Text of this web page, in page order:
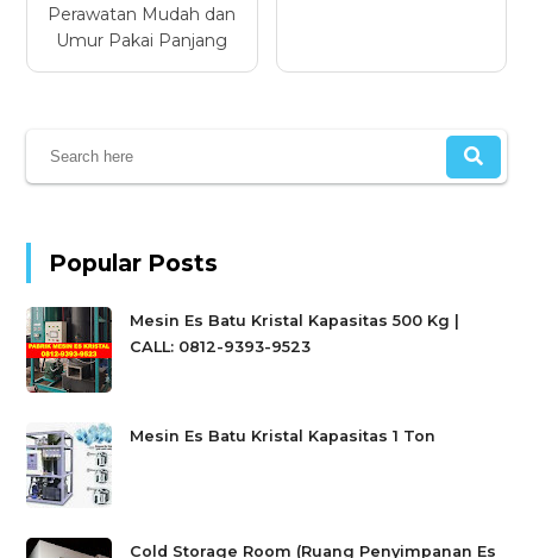
Perawatan Mudah dan
Umur Pakai Panjang
Popular Posts
Mesin Es Batu Kristal Kapasitas 500 Kg |
CALL: 0812-9393-9523
Mesin Es Batu Kristal Kapasitas 1 Ton
Cold Storage Room (Ruang Penyimpanan Es